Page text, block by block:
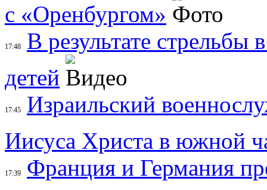
с «Оренбургом»
17:48
В результате стрельбы
детей
17:45
Израильский
Иисуса Христа в южной
17:39
Франция и Германия